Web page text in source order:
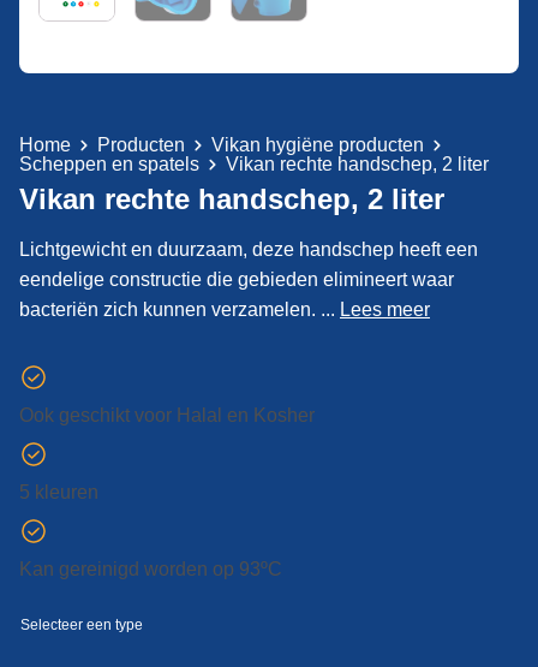
Home Producten
Vikan hygiëne producten
Scheppen en spatels
Vikan rechte handschep, 2 liter
Vikan rechte handschep, 2 liter
Lichtgewicht en duurzaam, deze handschep heeft een
eendelige constructie die gebieden elimineert waar
bacteriën zich kunnen verzamelen. ... Lees meer
Ook geschikt voor Halal en Kosher
5 kleuren
Kan gereinigd worden op 93ºC